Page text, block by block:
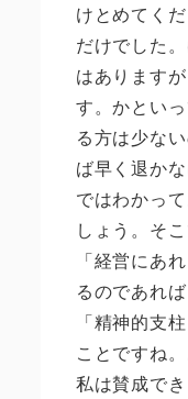
けとめてく
だけでした
はあります
す。かとい
る方は少な
ば早く退か
ではわかっ
しょう。そ
「経営にあ
るのであれ
「精神的支
ことですね
私は賛成でき